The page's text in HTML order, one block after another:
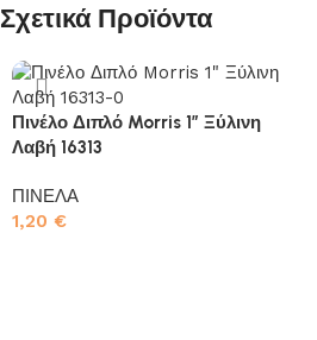
Σχετικά Προϊόντα
Πινέλο Διπλό Morris 1″ Ξύλινη
Λαβή 16313
ΠΙΝΕΛΑ
1,20 €